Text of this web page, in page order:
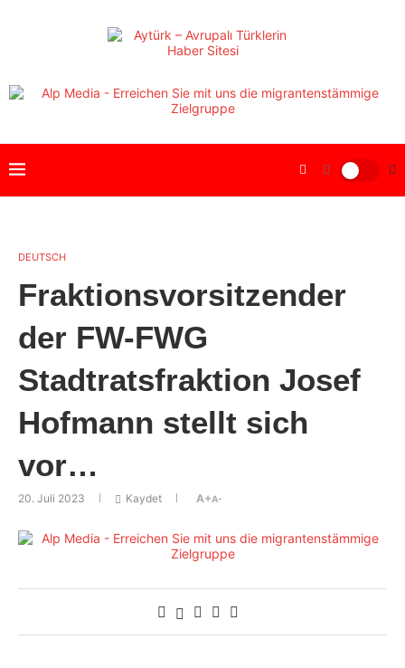
DEUTSCH
Fraktionsvorsitzender
der FW-FWG
Stadtratsfraktion Josef
Hofmann stellt sich
vor…
20. Juli 2023 Kaydet A+A-